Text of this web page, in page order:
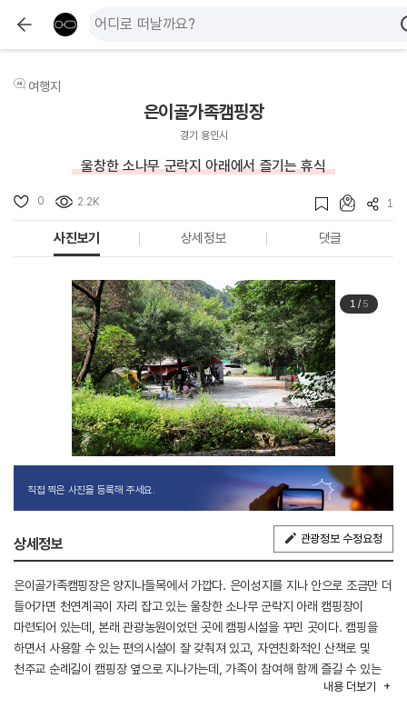
여행지
은이골가족캠핑장
경기 용인시
울창한 소나무 군락지 아래에서 즐기는 휴식
0 2.2K 1
사진보기 상세정보 댓글
1/ 5
직접 찍은 사진을 등록해 주세요.
상세정보 관광정보 수정요청
은이골가족캠핑장은 양지나들목에서 가깝다. 은이성지를 지나 안으로 조금만 더
들어가면 천연계곡이 자리 잡고 있는 울창한 소나무 군락지 아래 캠핑장이
마련되어 있는데, 본래 관광농원이었던 곳에 캠핑시설을 꾸민 곳이다. 캠핑을
하면서 사용할 수 있는 편의시설이 잘 갖춰져 있고, 자연친화적인 산책로 및
천주교 순례길이 캠핑장 옆으로 지나가는데, 가족이 참여해 함께 즐길 수 있는
다채로운 이벤트와 레크리에이션을 접목시킨 다양한 프로그램도 진행하고 있다.
내용 더보기